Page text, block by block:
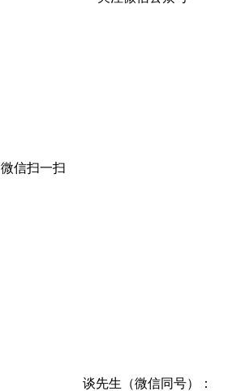
微信扫一扫
谈先生（微信同号）：